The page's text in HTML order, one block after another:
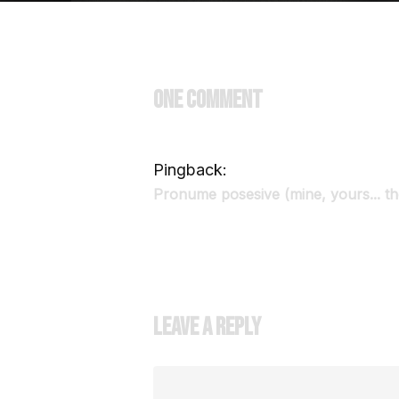
One Comment
Pingback:
Pronume posesive (mine, yours...
Leave a Reply